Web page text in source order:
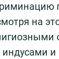
на